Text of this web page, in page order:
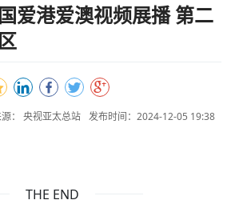
爱港爱澳视频展播 第二
： 央视亚太总站 发布时间：2024-12-05 19:38
THE END